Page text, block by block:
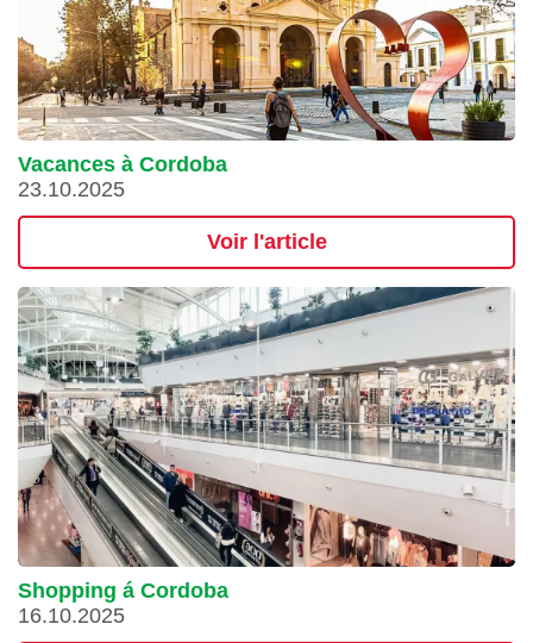
Vacances à Cordoba
23.10.2025
Voir l'article
Shopping á Cordoba
16.10.2025